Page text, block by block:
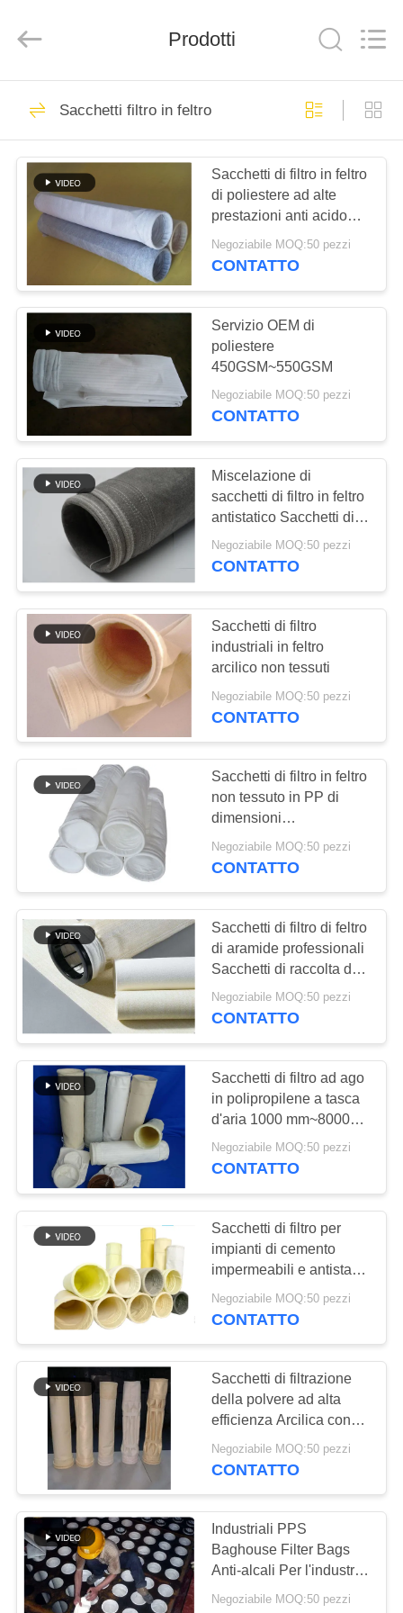
CASA
PRODOTTI
RIGUARDO
GIRO
DELLA
FABBRICA
CONTROLLO
DI
QUALITÀ
CONTATTICI
NOTIZIE
RICHIEDA
UNA
CITAZIONE
MAPPA
SITO
POLITICA
SULLA
PRIVACY
Environmental
Technology
Rights
Sacchetti filtro per
collettore di polveri
115
Sacchetto di filtro di
aramide
99
Sacchetto filtro del
poliestere
sacchetto filtro
liquido
sacchetto filtro in
fibra di vetro
Sacchetto filtro in
PTFE
45
Sacchetti filtri
Baghouse
Sacchetti filtro in
feltro
44
Prodotti
Sacchetti filtro in feltro
Sacchetti di filtro in feltro
di poliestere ad alte
prestazioni anti acido
per impianti di cemento
Negoziabile MOQ:50 pezzi
CONTATTO
Servizio OEM di
poliestere
450GSM~550GSM
Negoziabile MOQ:50 pezzi
CONTATTO
Miscelazione di
sacchetti di filtro in feltro
antistatico Sacchetti di
filtro in poliestere non
tessuto
Negoziabile MOQ:50 pezzi
CONTATTO
Sacchetti di filtro
industriali in feltro
arcilico non tessuti
Negoziabile MOQ:50 pezzi
CONTATTO
Sacchetti di filtro in feltro
non tessuto in PP di
dimensioni
personalizzate per la
filtrazione della polvere
Negoziabile MOQ:50 pezzi
CONTATTO
Sacchetti di filtro di feltro
di aramide professionali
Sacchetti di raccolta di
polvere di cemento
dimensioni
Negoziabile MOQ:50 pezzi
CONTATTO
Sacchetti di filtro ad ago
in polipropilene a tasca
d'aria 1000 mm~8000
mm Lunghezza
Negoziabile MOQ:50 pezzi
CONTATTO
Sacchetti di filtro per
impianti di cemento
impermeabili e antistatici
/ sacchetti per
raccogliere polveri di
Negoziabile MOQ:50 pezzi
CONTATTO
Sacchetti di filtrazione
della polvere ad alta
efficienza Arcilica con
membrana PTFE
Servizio OEM
Negoziabile MOQ:50 pezzi
CONTATTO
Industriali PPS
Baghouse Filter Bags
Anti-alcali Per l'industria
dei metalli non ferrosi
Negoziabile MOQ:50 pezzi